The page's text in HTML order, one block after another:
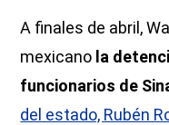
A finales de abril,
mexicano la
funcionarios de
del estado, Rubén